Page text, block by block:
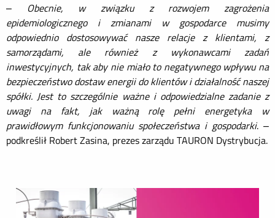
– Obecnie, w związku z rozwojem zagrożenia
epidemiologicznego i zmianami w gospodarce musimy
odpowiednio dostosowywać nasze relacje z klientami, z
samorządami, ale również z wykonawcami zadań
inwestycyjnych, tak aby nie miało to negatywnego wpływu na
bezpieczeństwo dostaw energii do klientów i działalność naszej
spółki. Jest to szczególnie ważne i odpowiedzialne zadanie z
uwagi na fakt, jak ważną rolę pełni energetyka w
prawidłowym funkcjonowaniu społeczeństwa i gospodarki. –
podkreślił Robert Zasina, prezes zarządu TAURON Dystrybucja.